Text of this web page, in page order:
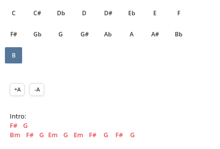
C C# Db D D# Eb E F
F# Gb G G# Ab A A# Bb
B
+A -A
Intro:
F#
G
Bm
F# G Em G Em F# G F# G